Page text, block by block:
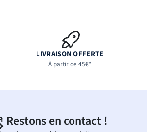
LIVRAISON OFFERTE
À partir de 45€*
Restons en contact !